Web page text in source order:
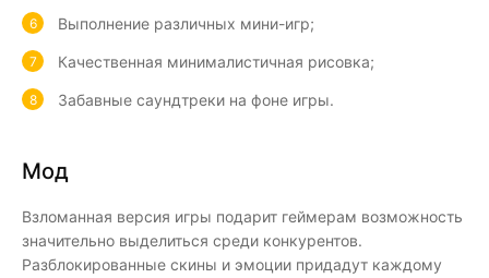
Выполнение различных мини-игр;
Качественная минималистичная рисовка;
Забавные саундтреки на фоне игры.
Мод
Взломанная версия игры подарит геймерам возможность
значительно выделиться среди конкурентов.
Разблокированные скины и эмоции придадут каждому